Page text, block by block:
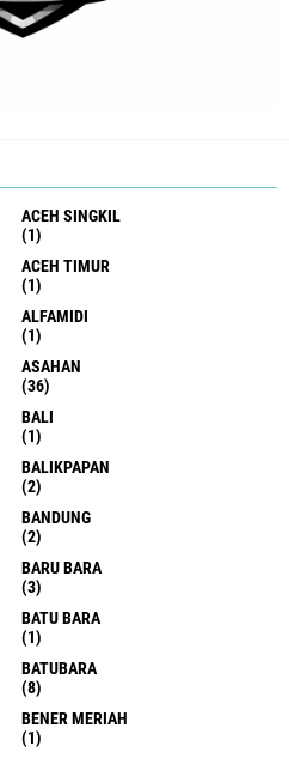
ACEH SINGKIL
(1)
ACEH TIMUR
(1)
ALFAMIDI
(1)
ASAHAN
(36)
BALI
(1)
BALIKPAPAN
(2)
BANDUNG
(2)
BARU BARA
(3)
BATU BARA
(1)
BATUBARA
(8)
BENER MERIAH
(1)